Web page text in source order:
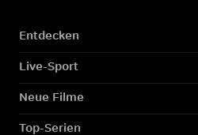
Entdecken
Live-Sport
Neue Filme
Top-Serien